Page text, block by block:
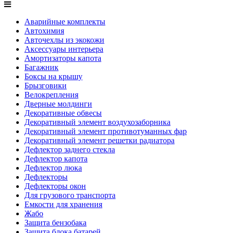
Аварийные комплекты
Автохимия
Авточехлы из экокожи
Аксессуары интерьера
Амортизаторы капота
Багажник
Боксы на крышу
Брызговики
Велокрепления
Дверные молдинги
Декоративные обвесы
Декоративный элемент воздухозаборника
Декоративный элемент противотуманных фар
Декоративный элемент решетки радиатора
Дефлектор заднего стекла
Дефлектор капота
Дефлектор люка
Дефлекторы
Дефлекторы окон
Для грузового транспорта
Емкости для хранения
Жабо
Защита бензобака